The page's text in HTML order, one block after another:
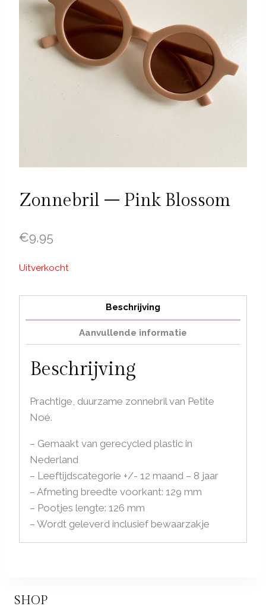
Zonnebril – Pink Blossom
€9,95
Uitverkocht
Beschrijving
Aanvullende informatie
Beschrijving
Prachtige, duurzame zonnebril van Petite
Noé.
– Gemaakt van gerecycled plastic in
Nederland
– Leeftijdscategorie +/- 12 maand – 8 jaar
– Afmeting breedte voorkant: 129 mm
– Pootjes lengte: 126 mm
– Wordt geleverd inclusief bewaarzakje
SHOP